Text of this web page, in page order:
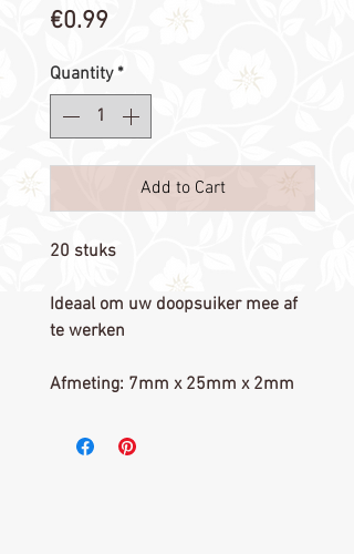
€0.99
Quantity *
Add to Cart
20 stuks
Ideaal om uw doopsuiker mee af
te werken
Afmeting: 7mm x 25mm x 2mm